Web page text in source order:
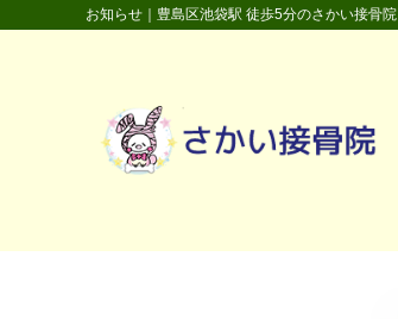
お知らせ｜豊島区池袋駅 徒歩5分のさかい接骨院